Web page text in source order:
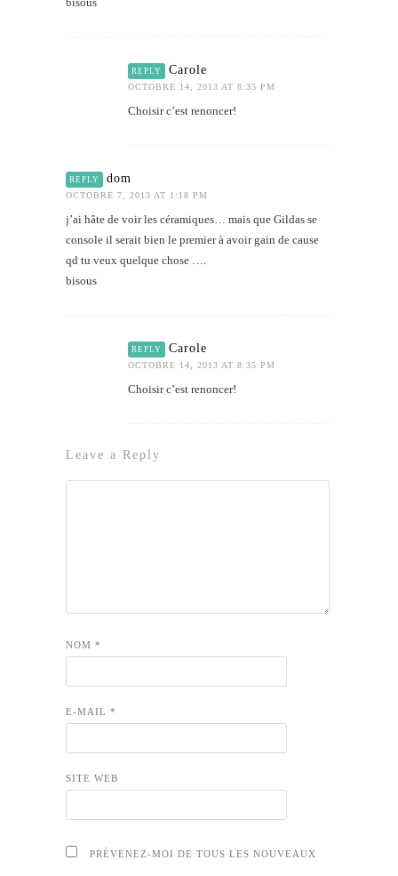
REPLY Carole
OCTOBRE 14, 2013 AT 8:35 PM
Choisir c’est renoncer!
REPLY dom
OCTOBRE 7, 2013 AT 1:18 PM
j’ai hâte de voir les céramiques… mais que Gildas se
console il serait bien le premier à avoir gain de cause
qd tu veux quelque chose ….
bisous
REPLY Carole
OCTOBRE 14, 2013 AT 8:35 PM
Choisir c’est renoncer!
Leave a Reply
NOM *
E-MAIL *
SITE WEB
PRÉVENEZ-MOI DE TOUS LES NOUVEAUX